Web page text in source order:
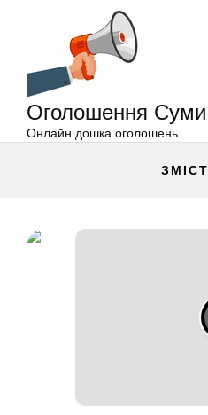
Оголошення Суми
Онлайн дошка оголошень
ЗМІСТ